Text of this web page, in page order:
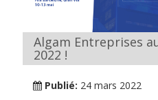
Algam Entreprises
2022 !
Publié: 24 mars 2022